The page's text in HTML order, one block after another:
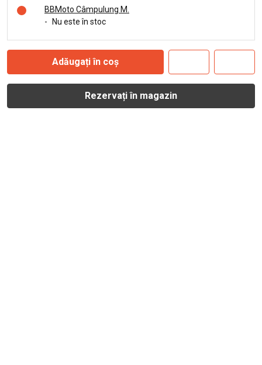
BBMoto Câmpulung M.
- Nu este în stoc
Adăugați în coș
Rezervați în magazin